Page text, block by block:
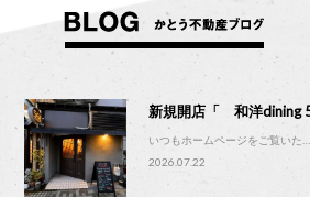
新規開店「 和洋dining
いつもホームページをご覧いた…
2026.07.22